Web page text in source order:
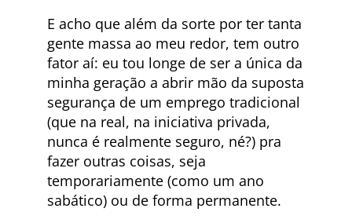
E acho que além da sorte por ter tanta
gente massa ao meu redor, tem outro
fator aí: eu tou longe de ser a única da
minha geração a abrir mão da suposta
segurança de um emprego tradicional
(que na real, na iniciativa privada,
nunca é realmente seguro, né?) pra
fazer outras coisas, seja
temporariamente (como um ano
sabático) ou de forma permanente.